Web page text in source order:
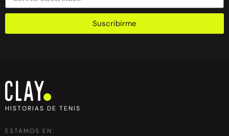
Suscribirme
HISTORIAS DE TENIS
ESTAMOS EN: